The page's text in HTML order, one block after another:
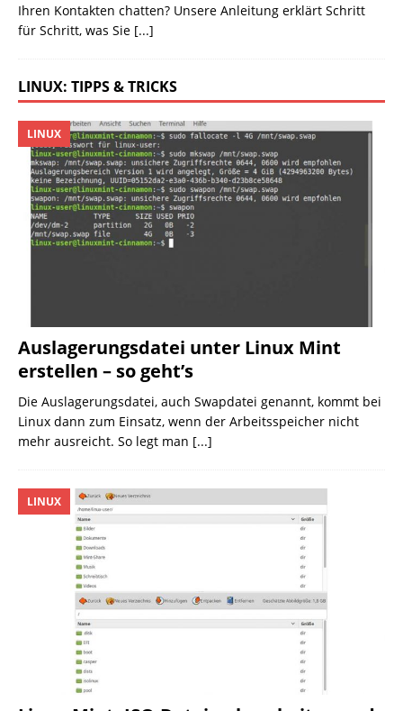
Ihren Kontakten chatten? Unsere Anleitung erklärt Schritt
für Schritt, was Sie [...]
LINUX: TIPPS & TRICKS
Auslagerungsdatei unter Linux Mint
erstellen – so geht’s
LINUX
Die Auslagerungsdatei, auch Swapdatei genannt, kommt bei
Linux dann zum Einsatz, wenn der Arbeitsspeicher nicht
mehr ausreicht. So legt man [...]
LINUX